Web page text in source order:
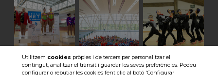
Veure totes les imatges
Utilitzem cookies pròpies i de tercers per personalitzar el
contingut, analitzar el trànsit i guardar les seves preferències. Podeu
configurar o rebutjar les cookies fent clic al botó 'Configurar